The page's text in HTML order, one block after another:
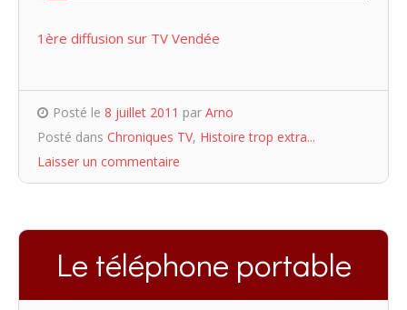
1ère diffusion sur TV Vendée
Posté le 8 juillet 2011 par Arno
Posté dans Chroniques TV, Histoire trop extra...
Laisser un commentaire
Le téléphone portable